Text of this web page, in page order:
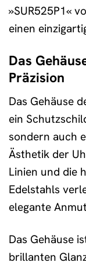
»SUR525P1«
einen
Das
Präzision
Das Gehäuse
ein
sondern auch
Ästhetik der
Linien und die
Edelstahls
elegante
Das Gehäuse
brillanten